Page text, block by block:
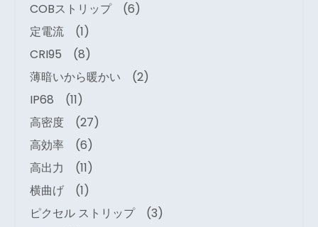
COBストリップ
(6)
定電流
(1)
CRI95
(8)
薄暗いから暖かい
(2)
IP68
(11)
高密度
(27)
高効率
(6)
高出力
(11)
横曲げ
(1)
ピクセル ストリップ
(3)